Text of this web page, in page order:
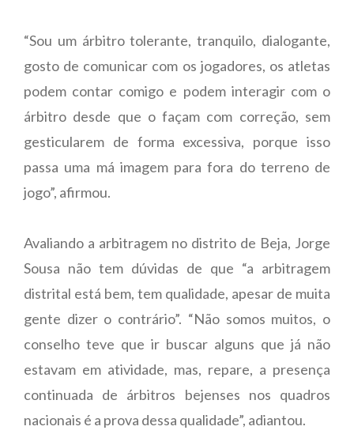
“Sou um árbitro tolerante, tranquilo, dialogante,
gosto de comunicar com os jogadores, os atletas
podem contar comigo e podem interagir com o
árbitro desde que o façam com correção, sem
gesticularem de forma excessiva, porque isso
passa uma má imagem para fora do terreno de
jogo”, afirmou.
Avaliando a arbitragem no distrito de Beja, Jorge
Sousa não tem dúvidas de que “a arbitragem
distrital está bem, tem qualidade, apesar de muita
gente dizer o contrário”. “Não somos muitos, o
conselho teve que ir buscar alguns que já não
estavam em atividade, mas, repare, a presença
continuada de árbitros bejenses nos quadros
nacionais é a prova dessa qualidade”, adiantou.